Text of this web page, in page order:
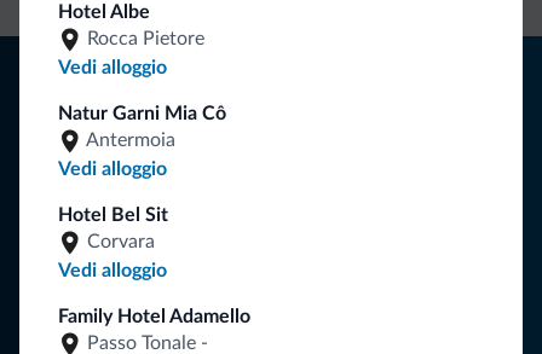
Hotel Albe
Rocca Pietore
Vedi alloggio
Natur Garni Mia Cô
Antermoia
Vedi alloggio
Hotel Bel Sit
Corvara
Vedi alloggio
Family Hotel Adamello
Passo Tonale -Segui Dolomiti.it
Consigli dalle Dolomiti
Riceverai informazioni, offerte esclusive e news per la tua